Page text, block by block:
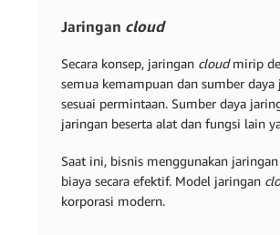
Jaringan cloud
Secara konsep, jaringan cloudmirip
semua kemampuan dan sumber
sesuai permintaan. Sumber daya
jaringan beserta alat dan fungsi lain
Saat ini, bisnis menggunakan jaringan
biaya secara efektif. Model jaringan
korporasi modern.